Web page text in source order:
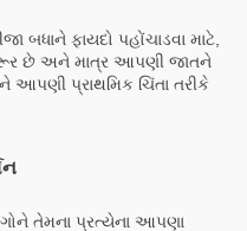
બધાને ફાયદો પહોંચાડવા માટે,
છે અને માત્ર આપણી જાતને
પ્રાથમિક ચિંતા તરીકે
તેમના પ્રત્યેના આપણા